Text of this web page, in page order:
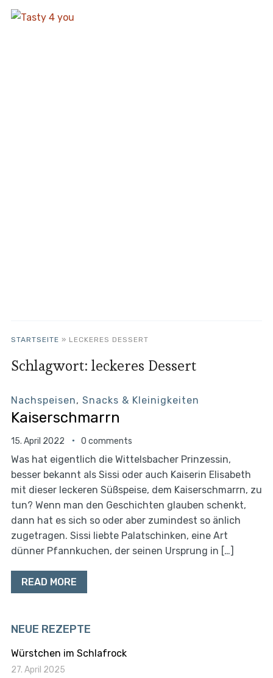
STARTSEITE » LECKERES DESSERT
Schlagwort: leckeres Dessert
Nachspeisen, Snacks & Kleinigkeiten
Kaiserschmarrn
15. April 2022 0 comments
Was hat eigentlich die Wittelsbacher Prinzessin,
besser bekannt als Sissi oder auch Kaiserin Elisabeth
mit dieser leckeren Süßspeise, dem Kaiserschmarrn, zu
tun? Wenn man den Geschichten glauben schenkt,
dann hat es sich so oder aber zumindest so änlich
zugetragen. Sissi liebte Palatschinken, eine Art
dünner Pfannkuchen, der seinen Ursprung in […]
READ MORE
NEUE REZEPTE
Würstchen im Schlafrock
27. April 2025